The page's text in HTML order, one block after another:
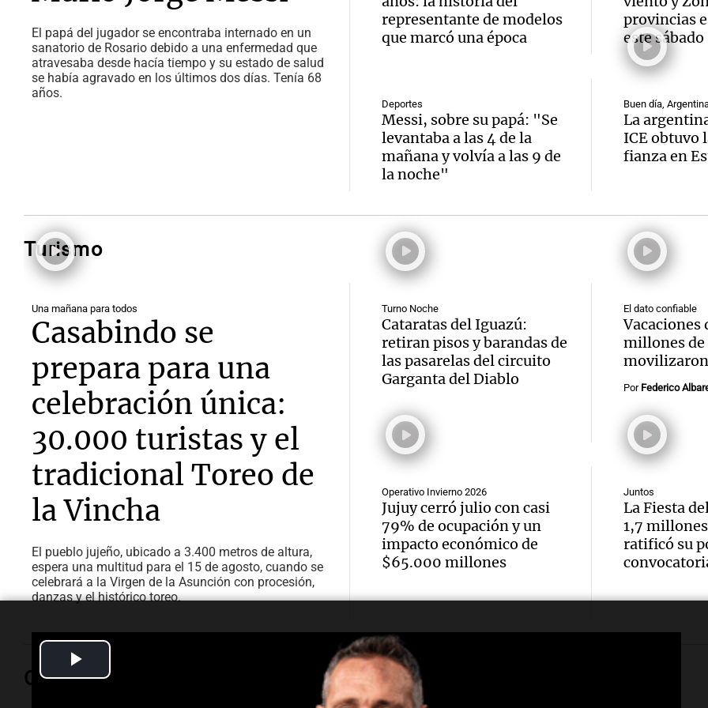
Episodios
nunca
Una
del
y
hasta
de
firmó
Messi
Leo
Una
Episodios
Audio.
Messi
llegó"
Una
Episodios
sueño
Jorge
una
con
Una
Episodios
Audio.
abuelo
tras
"En
todos
algo
Una
Episodios
Audio.
del
ideal:
Audio.
a los
lucha
El papá del jugador se encontraba internado en un
sanatorio de Rosario debido a una enfermedad que
atravesaba desde hacía tiempo y su estado de salud
se había agravado en los últimos dos días. Tenía 68
años.
representante de modelos
que marcó una época
provincias
este sábado
Deportes
Messi, sobre su papá: "Se
levantaba a las 4 de la
mañana y volvía a las 9 de
la noche"
Buen día,
La
ICE obtuvo
fianza en
Turismo
Una mañana para todos
Casabindo se
prepara para una
celebración única:
30.000 turistas y el
tradicional Toreo de
la Vincha
El pueblo jujeño, ubicado a 3.400 metros de altura,
espera una multitud para el 15 de agosto, cuando se
celebrará a la Virgen de la Asunción con procesión,
danzas y el histórico toreo.
Turno Noche
Cataratas del Iguazú:
retiran pisos y barandas de
las pasarelas del circuito
Garganta del Diablo
El dato confiable
millones de
Por Federico
Operativo Invierno 2026
Jujuy cerró julio con casi
79% de ocupación y un
impacto económico de
$65.000 millones
Juntos
La Fiesta
1,7
ratificó su
Opinión